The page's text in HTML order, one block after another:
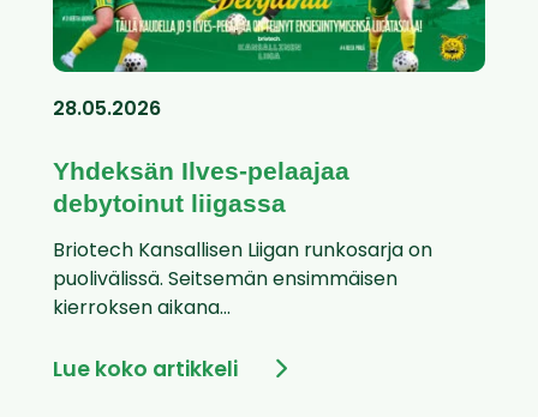
28.05.2026
Yhdeksän Ilves-pelaajaa
debytoinut liigassa
Briotech Kansallisen Liigan runkosarja on
puolivälissä. Seitsemän ensimmäisen
kierroksen aikana...
Lue koko artikkeli